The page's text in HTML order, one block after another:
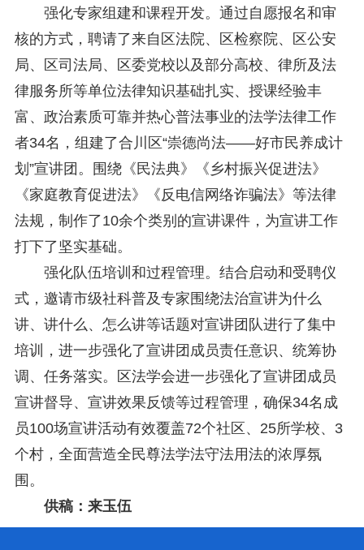
强化专家组建和课程开发。通过自愿报名和审
核的方式，聘请了来自区法院、区检察院、区公安
局、区司法局、区委党校以及部分高校、律所及法
律服务所等单位法律知识基础扎实、授课经验丰
富、政治素质可靠并热心普法事业的法学法律工作
者34名，组建了合川区“崇德尚法——好市民养成计
划”宣讲团。围绕《民法典》《乡村振兴促进法》
《家庭教育促进法》《反电信网络诈骗法》等法律
法规，制作了10余个类别的宣讲课件，为宣讲工作
打下了坚实基础。
强化队伍培训和过程管理。结合启动和受聘仪
式，邀请市级社科普及专家围绕法治宣讲为什么
讲、讲什么、怎么讲等话题对宣讲团队进行了集中
培训，进一步强化了宣讲团成员责任意识、统筹协
调、任务落实。区法学会进一步强化了宣讲团成员
宣讲督导、宣讲效果反馈等过程管理，确保34名成
员100场宣讲活动有效覆盖72个社区、25所学校、3
个村，全面营造全民尊法学法守法用法的浓厚氛
围。
供稿：来玉伍